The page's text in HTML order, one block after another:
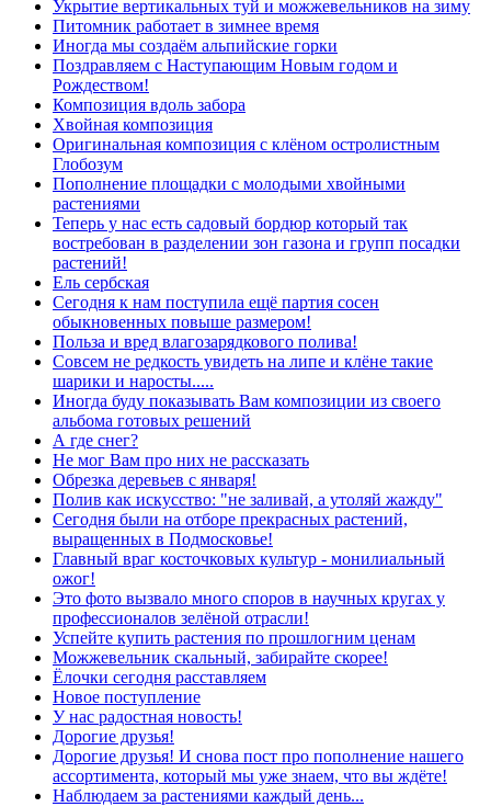
Укрытие вертикальных туй и можжевельников на зиму
Питомник работает в зимнее время
Иногда мы создаём альпийские горки
Поздравляем с Наступающим Новым годом и
Рождеством!
Композиция вдоль забора
Хвойная композиция
Оригинальная композиция с клёном остролистным
Глобозум
Пополнение площадки с молодыми хвойными
растениями
Теперь у нас есть садовый бордюр который так
востребован в разделении зон газона и групп посадки
растений!
Ель сербская
Сегодня к нам поступила ещё партия сосен
обыкновенных повыше размером!
Польза и вред влагозарядкового полива!
Совсем не редкость увидеть на липе и клёне такие
шарики и наросты.....
Иногда буду показывать Вам композиции из своего
альбома готовых решений
А где снег?
Не мог Вам про них не рассказать
Обрезка деревьев с января!
Полив как искусство: "не заливай, а утоляй жажду"
Сегодня были на отборе прекрасных растений,
выращенных в Подмосковье!
Главный враг косточковых культур - монилиальный
ожог!
Это фото вызвало много споров в научных кругах у
профессионалов зелёной отрасли!
Успейте купить растения по прошлогним ценам
Можжевельник скальный, забирайте скорее!
Ёлочки сегодня расставляем
Новое поступление
У нас радостная новость!
Дорогие друзья!
Дорогие друзья! И снова пост про пополнение нашего
ассортимента, который мы уже знаем, что вы ждёте!
Наблюдаем за растениями каждый день...